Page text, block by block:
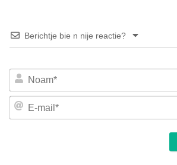
Berichtje bie n nije reactie?